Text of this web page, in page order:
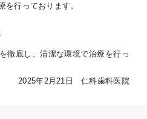
を行っております。
徹底し、清潔な環境で治療を行っ
2025年2月21日 仁科歯科医院